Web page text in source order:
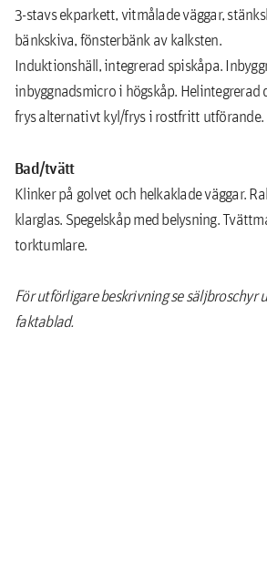
3-stavs ekparkett, vitmålade väggar,
bänkskiva, fönsterbänk av kalksten.
Induktionshäll, integrerad spiskåpa.
inbyggnadsmicro i högskåp. Helintegrerad
frys alternativt kyl/frys i rostfritt utförande.
Bad/tvätt
Klinker på golvet och helkaklade väggar.
klarglas. Spegelskåp med belysning.
torktumlare.
För utförligare beskrivning se säljbroschyr
faktablad.